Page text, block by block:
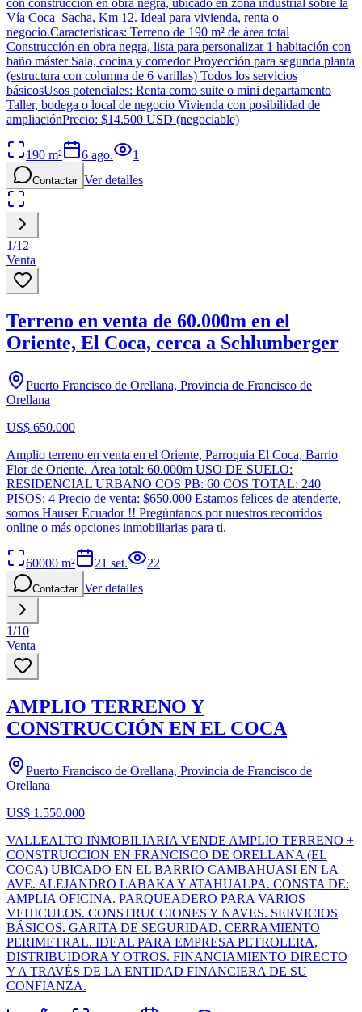
con construcción en obra negra, ubicado en zona industrial sobre la
Vía Coca–Sacha, Km 12. Ideal para vivienda, renta o
negocio.Características: Terreno de 190 m² de área total
Construcción en obra negra, lista para personalizar 1 habitación con
baño máster Sala, cocina y comedor Proyección para segunda planta
(estructura con columna de 6 varillas) Todos los servicios
básicosUsos potenciales: Renta como suite o mini departamento
Taller, bodega o local de negocio Vivienda con posibilidad de
ampliaciónPrecio: $14.500 USD (negociable)
190 m² 6 ago. 1
Contactar Ver detalles
1/12
Venta
Terreno en venta de 60.000m en el
Oriente, El Coca, cerca a Schlumberger
Puerto Francisco de Orellana, Provincia de Francisco de
Orellana
US$ 650.000
Amplio terreno en venta en el Oriente, Parroquia El Coca, Barrio
Flor de Oriente. Área total: 60.000m USO DE SUELO:
RESIDENCIAL URBANO COS PB: 60 COS TOTAL: 240
PISOS: 4 Precio de venta: $650.000 Estamos felices de atenderte,
somos Hauser Ecuador !! Pregúntanos por nuestros recorridos
online o más opciones inmobiliarias para ti.
60000 m² 21 set. 22
Contactar Ver detalles
1/10
Venta
AMPLIO TERRENO Y
CONSTRUCCIÓN EN EL COCA
Puerto Francisco de Orellana, Provincia de Francisco de
Orellana
US$ 1.550.000
VALLEALTO INMOBILIARIA VENDE AMPLIO TERRENO +
CONSTRUCCION EN FRANCISCO DE ORELLANA (EL
COCA) UBICADO EN EL BARRIO CAMBAHUASI EN LA
AVE. ALEJANDRO LABAKA Y ATAHUALPA. CONSTA DE:
AMPLIA OFICINA. PARQUEADERO PARA VARIOS
VEHICULOS. CONSTRUCCIONES Y NAVES. SERVICIOS
BÁSICOS. GARITA DE SEGURIDAD. CERRAMIENTO
PERIMETRAL. IDEAL PARA EMPRESA PETROLERA,
DISTRIBUIDORA Y OTROS. FINANCIAMIENTO DIRECTO
Y A TRAVÉS DE LA ENTIDAD FINANCIERA DE SU
CONFIANZA.